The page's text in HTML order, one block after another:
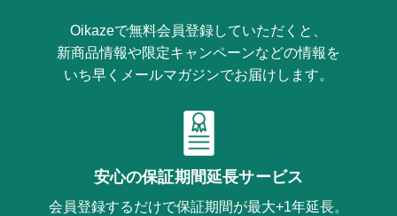
Oikazeで無料会員登録していただくと、
新商品情報や限定キャンペーンなどの情報を
いち早くメールマガジンでお届けします。
安心の保証期間延長サービス
会員登録するだけで保証期間が最大+1年延長。